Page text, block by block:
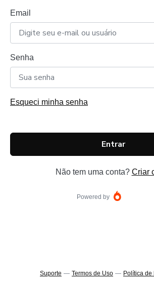
Email
Senha
Esqueci minha senha
Entrar
Não tem uma conta? Criar
Powered by
Suporte — Termos de Uso — Política de